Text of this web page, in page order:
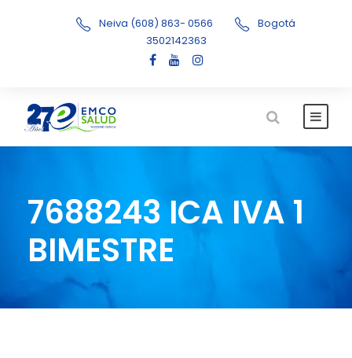
Neiva (608) 863- 0566
Bogotá
3502142363
7688243 ICA IVA 1
BIMESTRE